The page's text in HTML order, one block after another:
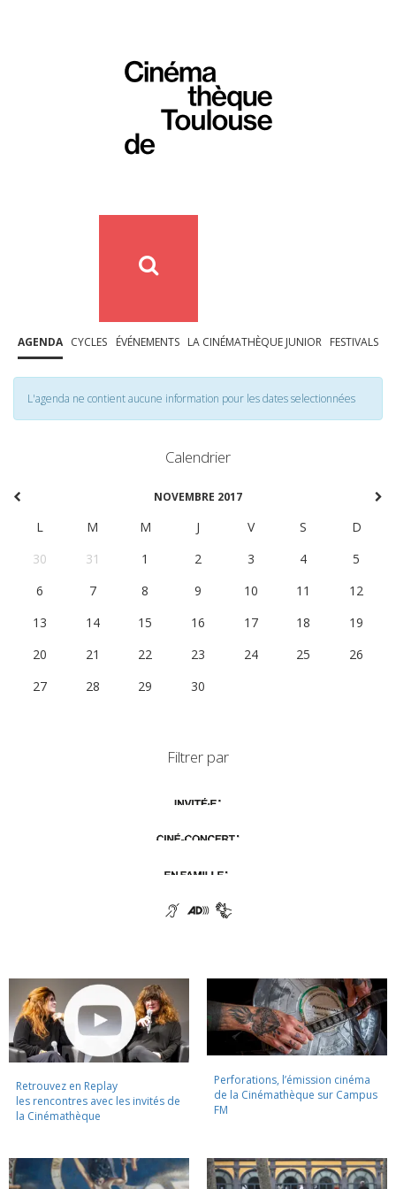
AGENDA CYCLES ÉVÉNEMENTS LA CINÉMATHÈQUE JUNIOR FESTIVALS
L'agenda ne contient aucune information pour les dates selectionnées
Calendrier
NOVEMBRE 2017
L M M J V S
D
30
31 1 2 3 4
5
6
7 8 9 10 11
12
13
14 15 16 17 18
19
20
21 22 23 24 25
26
27
28 29 30
Filtrer par
Retrouvez en Replay
les rencontres avec les invités de
la Cinémathèque
Perforations, l’émission cinéma
de la Cinémathèque sur Campus
FM